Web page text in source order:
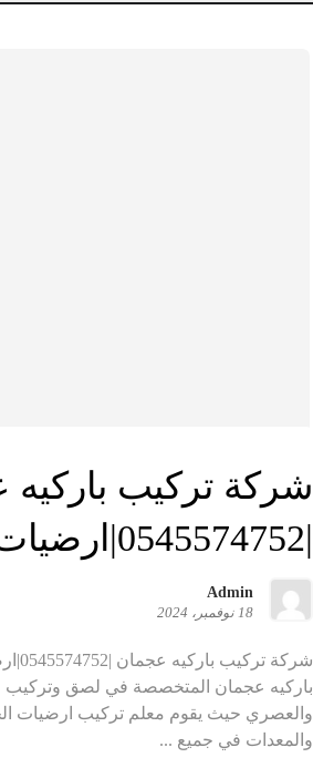
شركة تركيب
|0545574752|ارضيات حديثة
Admin
18 نوفمبر، 2024
شركة
باركيه عجمان المتخصصة في لصق وتركيب
والعصري حيث يقوم معلم تركيب ارضيات
والمعدات في جميع ...